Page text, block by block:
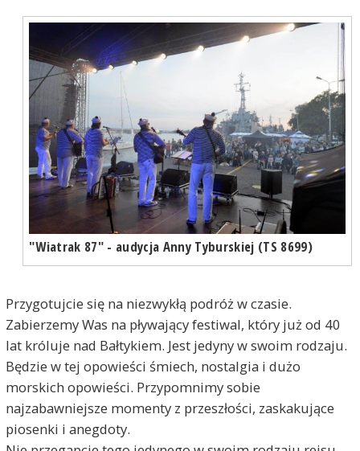
"Wiatrak 87" - audycja Anny Tyburskiej (TS 8699)
Przygotujcie się na niezwykłą podróż w czasie.
Zabierzemy Was na pływający festiwal, który już od 40
lat króluje nad Bałtykiem. Jest jedyny w swoim rodzaju.
Będzie w tej opowieści śmiech, nostalgia i dużo
morskich opowieści. Przypomnimy sobie
najzabawniejsze momenty z przeszłości, zaskakujące
piosenki i anegdoty.